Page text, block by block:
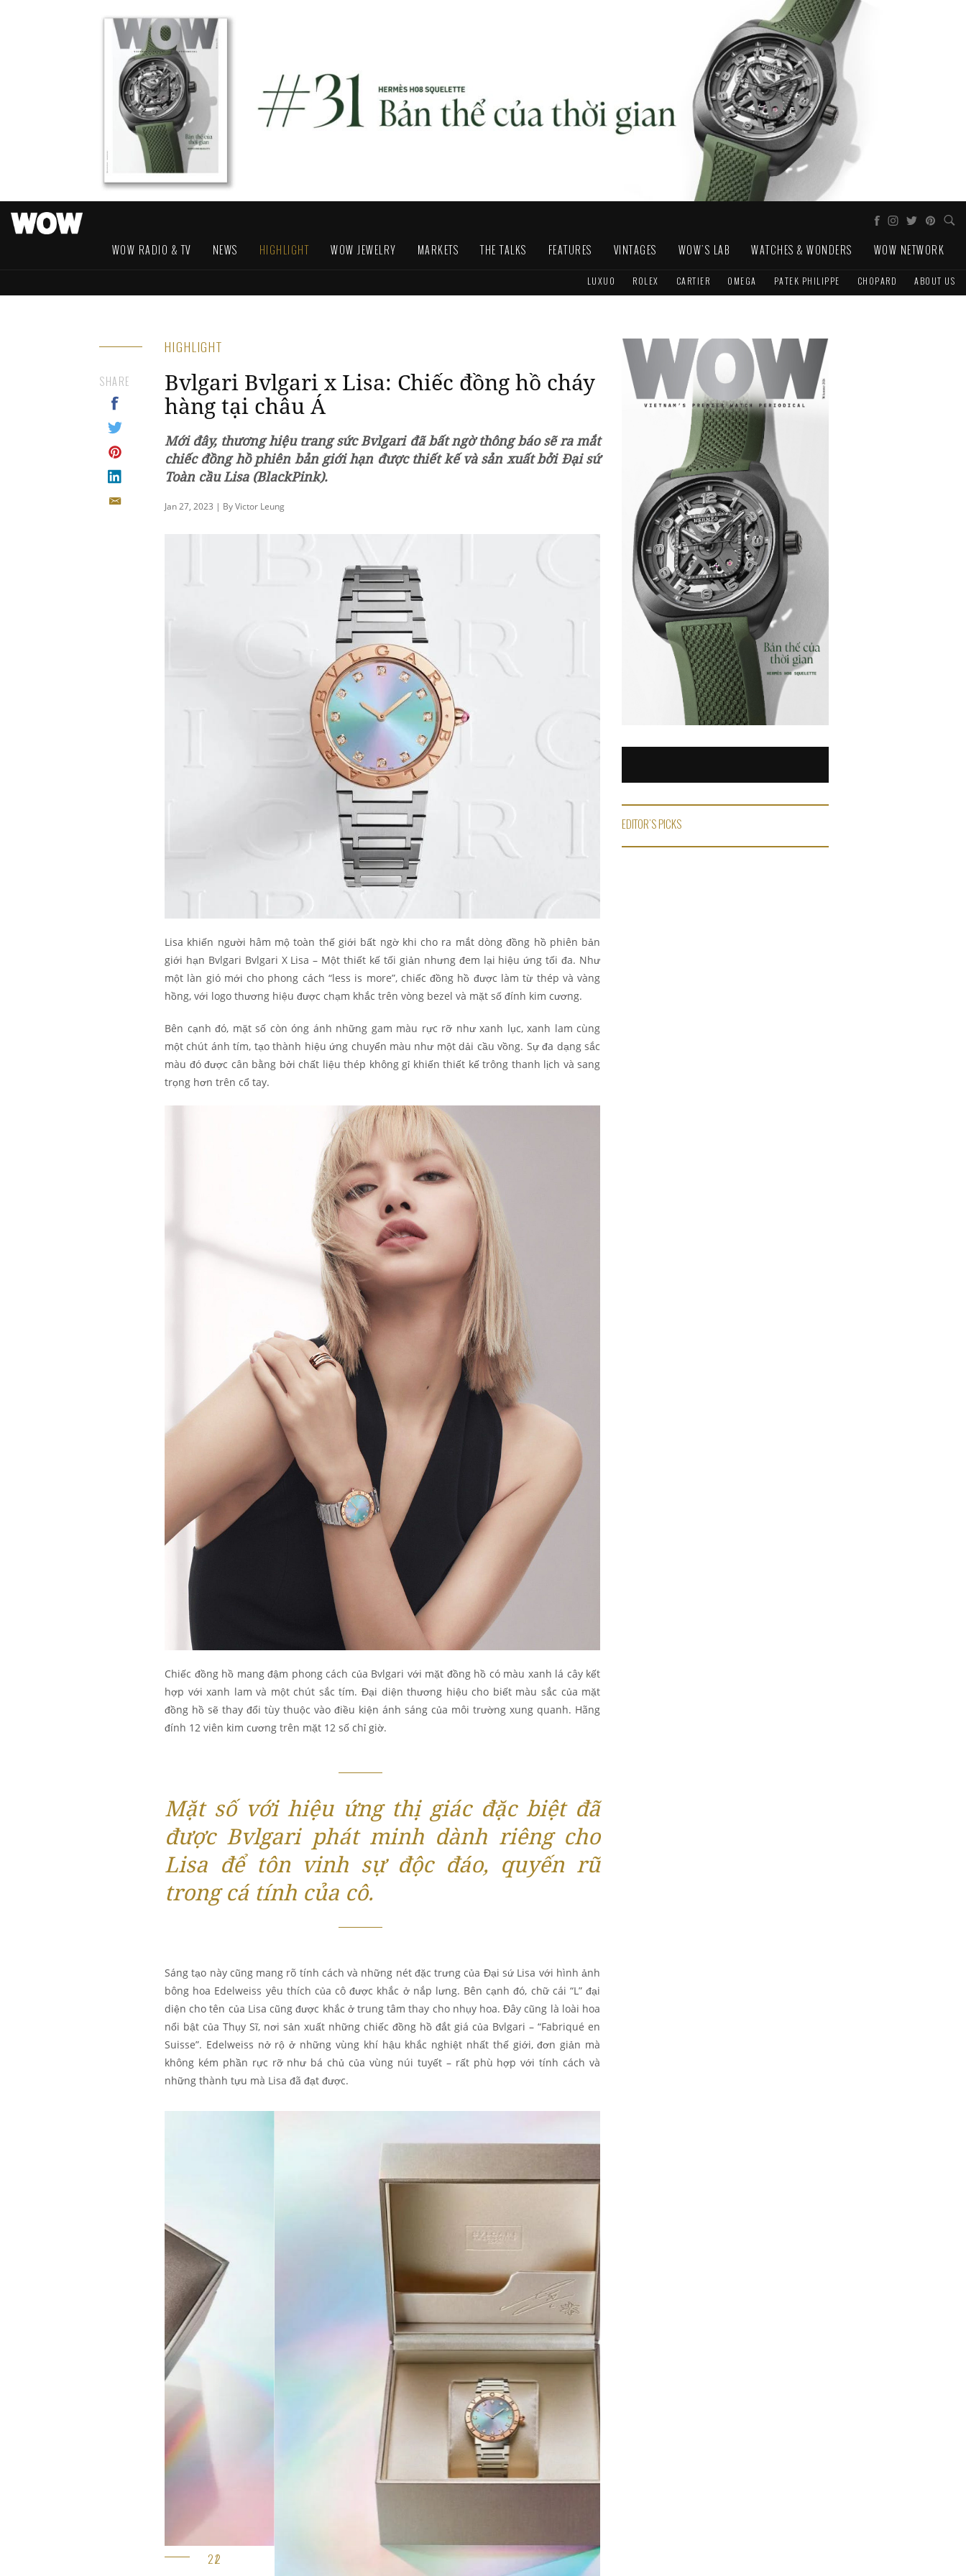
WOW RADIO & TV NEWS HIGHLIGHT WOW JEWELRY MARKETS THE TALKS FEATURES VINTAGES WOW'S LAB WATCHES & WONDERS WOW NETWORK
LUXUO ROLEX CARTIER OMEGA PATEK PHILIPPE CHOPARD ABOUT US
HIGHLIGHT
Bvlgari Bvlgari x Lisa: Chiếc đồng hồ cháy
hàng tại châu Á
Mới đây, thương hiệu trang sức Bvlgari đã bất ngờ thông báo sẽ ra mắt
chiếc đồng hồ phiên bản giới hạn được thiết kế và sản xuất bởi Đại sứ
Toàn cầu Lisa (BlackPink).
Jan 27, 2023 | By Victor Leung
SHARE
Lisa khiến người hâm mộ toàn thế giới bất ngờ khi cho ra mắt dòng đồng hồ phiên bản
giới hạn Bvlgari Bvlgari X Lisa – Một thiết kế tối giản nhưng đem lại hiệu ứng tối đa. Như
một làn gió mới cho phong cách “less is more”, chiếc đồng hồ được làm từ thép và vàng
hồng, với logo thương hiệu được chạm khắc trên vòng bezel và mặt số đính kim cương.
Bên cạnh đó, mặt số còn óng ánh những gam màu rực rỡ như xanh lục, xanh lam cùng
một chút ánh tím, tạo thành hiệu ứng chuyển màu như một dải cầu vồng. Sự đa dạng sắc
màu đó được cân bằng bởi chất liệu thép không gỉ khiến thiết kế trông thanh lịch và sang
trọng hơn trên cổ tay.
Chiếc đồng hồ mang đậm phong cách của Bvlgari với mặt đồng hồ có màu xanh lá cây kết
hợp với xanh lam và một chút sắc tím. Đại diện thương hiệu cho biết màu sắc của mặt
đồng hồ sẽ thay đổi tùy thuộc vào điều kiện ánh sáng của môi trường xung quanh. Hãng
đính 12 viên kim cương trên mặt 12 số chỉ giờ.
Mặt số với hiệu ứng thị giác đặc biệt đã
được Bvlgari phát minh dành riêng cho
Lisa để tôn vinh sự độc đáo, quyến rũ
trong cá tính của cô.
Sáng tạo này cũng mang rõ tính cách và những nét đặc trưng của Đại sứ Lisa với hình ảnh
bông hoa Edelweiss yêu thích của cô được khắc ở nắp lưng. Bên cạnh đó, chữ cái “L” đại
diện cho tên của Lisa cũng được khắc ở trung tâm thay cho nhụy hoa. Đây cũng là loài hoa
nổi bật của Thụy Sĩ, nơi sản xuất những chiếc đồng hồ đắt giá của Bvlgari – “Fabriqué en
Suisse”. Edelweiss nở rộ ở những vùng khí hậu khắc nghiệt nhất thế giới, đơn giản mà
không kém phần rực rỡ như bá chủ của vùng núi tuyết – rất phù hợp với tính cách và
những thành tựu mà Lisa đã đạt được.
EDITOR'S PICKS